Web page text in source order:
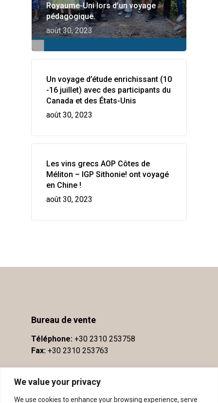
We value your privacy
We use cookies to enhance your browsing experience, serve
Royaume-Uni lors d’un voyage
pédagogique.
août 30, 2023
Un voyage d’étude enrichissant (10
-16 juillet) avec des participants du
Canada et des États-Unis
août 30, 2023
Les vins grecs AOP Côtes de
Méliton – IGP Sithonie! ont voyagé
en Chine !
août 30, 2023
Bureau de vente
Téléphone: +30 2310 253758
Fax: +30 2310 253763